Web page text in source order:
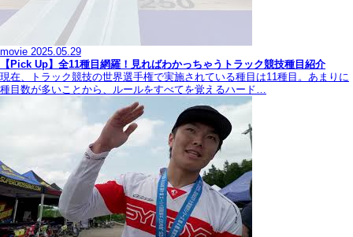
movie 2025.05.29
【Pick Up】全11種目網羅！見ればわかっちゃうトラック競技種目紹介
現在、トラック競技の世界選手権で実施されている種目は11種目。あまりに
種目数が多いことから、ルールをすべてを覚えるハード…